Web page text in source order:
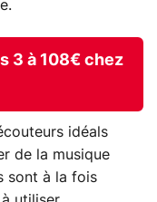
3 à 108€ chez
idéals
de la musique
sont à la fois